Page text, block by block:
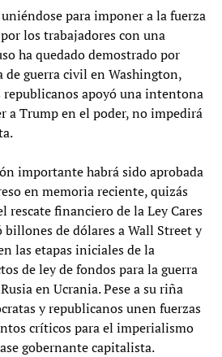
para imponer a la fuerza
los trabajadores con una
ha quedado demostrado por
de guerra civil en Washington,
republicanos apoyó una intentona
a Trump en el poder, no impedirá
importante habrá sido aprobada
en memoria reciente, quizás
rescate financiero de la Ley Cares
billones de dólares a Wall Street y
las etapas iniciales de la
de ley de fondos para la guerra
en Ucrania. Pese a su riña
y republicanos unen fuerzas
críticos para el imperialismo
gobernante capitalista.